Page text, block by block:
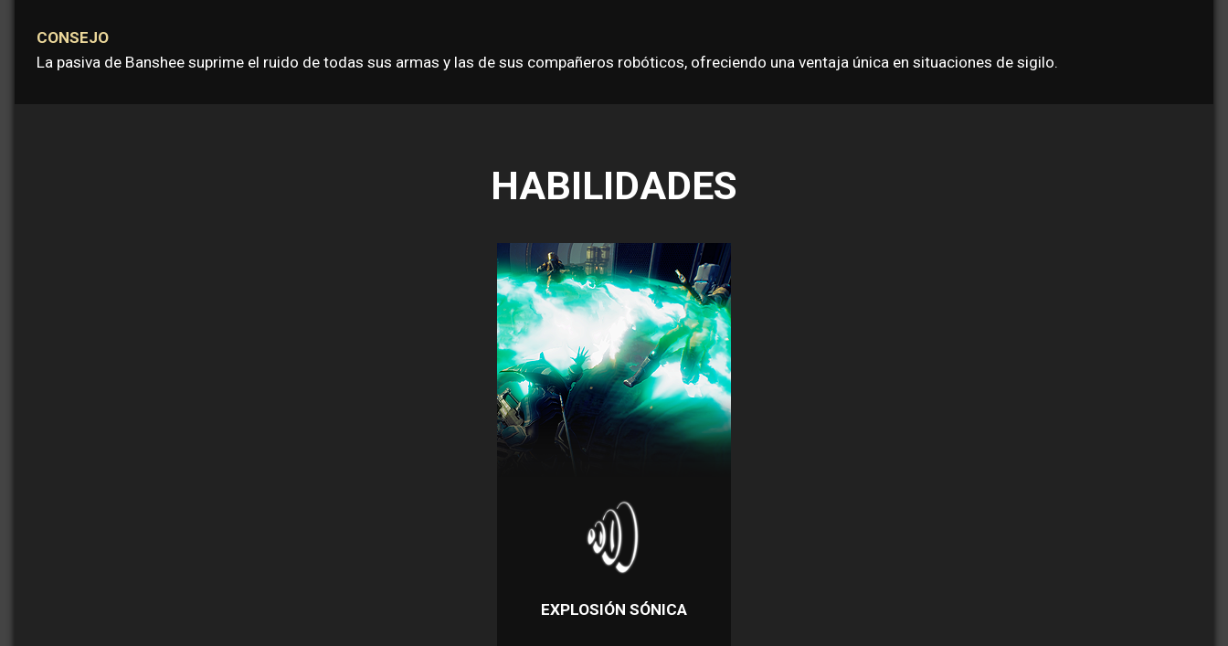
CONSEJO
La pasiva de Banshee suprime el ruido de todas sus armas y las de sus compañeros robóticos, ofreciendo una ventaja única en situaciones de sigilo.
HABILIDADES
EXPLOSIÓN SÓNICA